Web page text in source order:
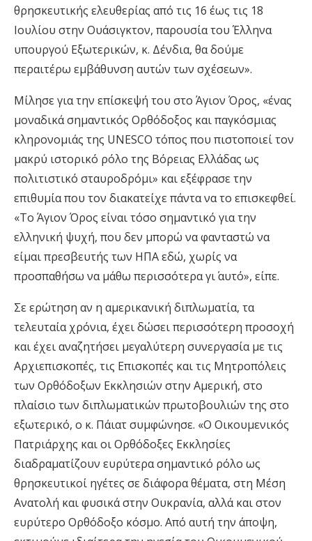
θρησκευτικής ελευθερίας από τις 16 έως τις 18
Ιουλίου στην Ουάσιγκτον, παρουσία του Έλληνα
υπουργού Εξωτερικών, κ. Δένδια, θα δούμε
περαιτέρω εμβάθυνση αυτών των σχέσεων».
Μίλησε για την επίσκεψή του στο Άγιον Όρος, «ένας
μοναδικά σημαντικός Ορθόδοξος και παγκόσμιας
κληρονομιάς της UNESCO τόπος που πιστοποιεί τον
μακρύ ιστορικό ρόλο της Βόρειας Ελλάδας ως
πολιτιστικό σταυροδρόμι» και εξέφρασε την
επιθυμία που τον διακατείχε πάντα να το επισκεφθεί.
«Το Άγιον Όρος είναι τόσο σημαντικό για την
ελληνική ψυχή, που δεν μπορώ να φανταστώ να
είμαι πρεσβευτής των ΗΠΑ εδώ, χωρίς να
προσπαθήσω να μάθω περισσότερα γι΄ αυτό», είπε.
Σε ερώτηση αν η αμερικανική διπλωματία, τα
τελευταία χρόνια, έχει δώσει περισσότερη προσοχή
και έχει αναζητήσει μεγαλύτερη συνεργασία με τις
Αρχιεπισκοπές, τις Επισκοπές και τις Μητροπόλεις
των Ορθόδοξων Εκκλησιών στην Αμερική, στο
πλαίσιο των διπλωματικών πρωτοβουλιών της στο
εξωτερικό, ο κ. Πάιατ συμφώνησε. «Ο Οικουμενικός
Πατριάρχης και οι Ορθόδοξες Εκκλησίες
διαδραματίζουν ευρύτερα σημαντικό ρόλο ως
θρησκευτικοί ηγέτες σε διάφορα θέματα, στη Μέση
Ανατολή και φυσικά στην Ουκρανία, αλλά και στον
ευρύτερο Ορθόδοξο κόσμο. Από αυτή την άποψη,